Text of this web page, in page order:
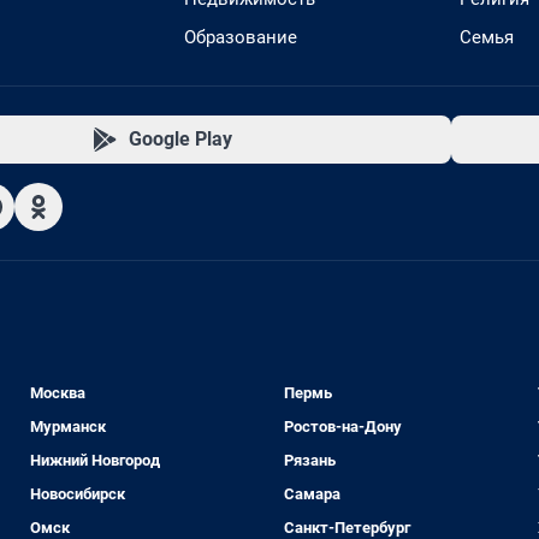
Образование
Семья
Google Play
Москва
Мурманск
Нижний Новгород
Новосибирск
Омск
Пермь
Ростов-на-Дону
Рязань
Самара
Санкт-Петербург